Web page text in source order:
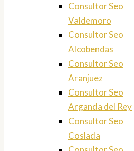
Consultor Seo
Valdemoro
Consultor Seo
Alcobendas
Consultor Seo
Aranjuez
Consultor Seo
Arganda del Rey
Consultor Seo
Coslada